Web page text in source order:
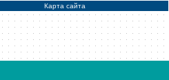
Карта сайта